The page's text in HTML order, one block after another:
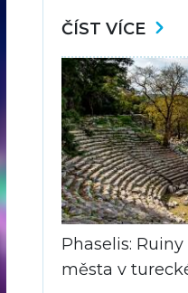
ČÍST VÍCE
Phaselis:
města v